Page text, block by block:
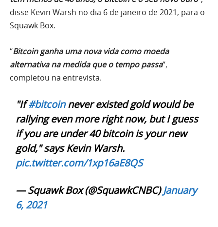
disse Kevin Warsh no dia 6 de janeiro de 2021, para o
Squawk Box.
“Bitcoin ganha uma nova vida como moeda
alternativa na medida que o tempo passa“,
completou na entrevista.
"If#bitcoinnever existed gold would be
rallying even more right now, but I guess
if you are under 40 bitcoin is your new
gold," says Kevin Warsh.
pic.twitter.com/1xp16aE8QS
— Squawk Box (@SquawkCNBC)January
6, 2021